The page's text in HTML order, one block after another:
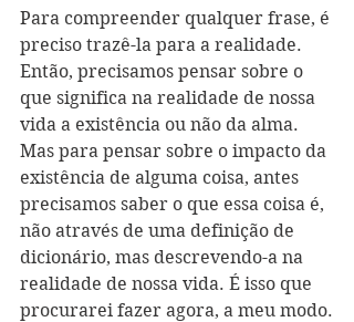
Para compreender qualquer frase, é
preciso trazê-la para a realidade.
Então, precisamos pensar sobre o
que significa na realidade de nossa
vida a existência ou não da alma.
Mas para pensar sobre o impacto da
existência de alguma coisa, antes
precisamos saber o que essa coisa é,
não através de uma definição de
dicionário, mas descrevendo-a na
realidade de nossa vida. É isso que
procurarei fazer agora, a meu modo.